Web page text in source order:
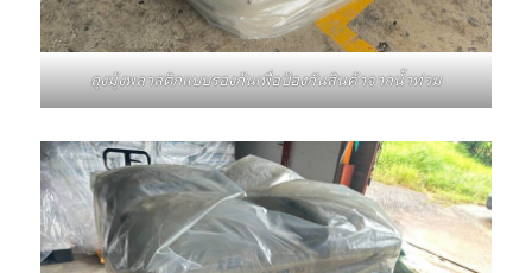
ถุงมุ้งพลาสติกแบบรองก้นเพื่อป้องกันสินค้าจากน้ำท่วม